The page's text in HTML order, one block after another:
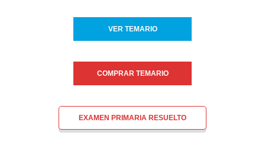
VER TEMARIO
COMPRAR TEMARIO
EXAMEN PRIMARIA RESUELTO